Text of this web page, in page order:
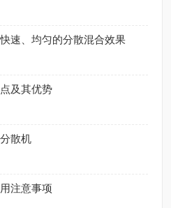
速、均匀的分散混合效果
及其优势
散机
注意事项